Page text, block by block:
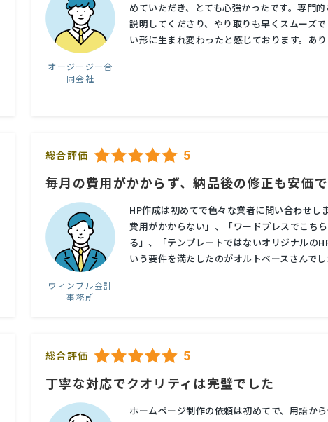
オージージー合
同会社
めていただき、とても心強かったです。専門
説明してくださり、やり取りも早くスムーズ
い形に生まれ変わったと感じております。あ
総合評価 5
毎月の費用がかからず、納品後の修正も安価
ウィンブル会計
事務所
HP作成は初めてで色々な業者に問い合わせし
費用がかからない」、「ワードプレスでこち
る」、「テンプレートではないオリジナルの
いう要件を満たしたのがオルトベースさんで
総合評価 5
丁寧な対応でクオリティは完璧でした
ホームページ制作の依頼は初めてで、用語か